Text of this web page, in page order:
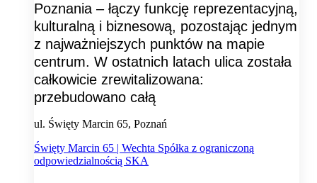
Poznania – łączy funkcję reprezentacyjną,
kulturalną i biznesową, pozostając jednym
z najważniejszych punktów na mapie
centrum. W ostatnich latach ulica została
całkowicie zrewitalizowana:
przebudowano całą
ul. Święty Marcin 65, Poznań
Święty Marcin 65 | Wechta Spółka z ograniczoną
odpowiedzialnością SKA